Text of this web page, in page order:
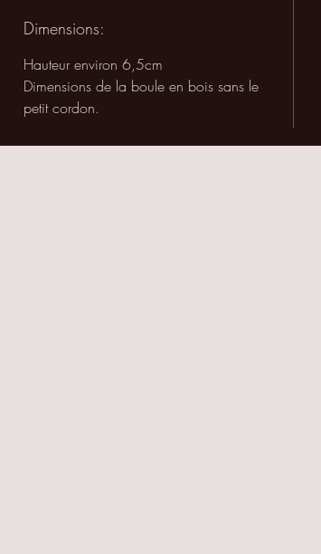
Dimensions:
Hauteur environ 6,5cm
Dimensions de la boule en bois sans le
petit cordon.